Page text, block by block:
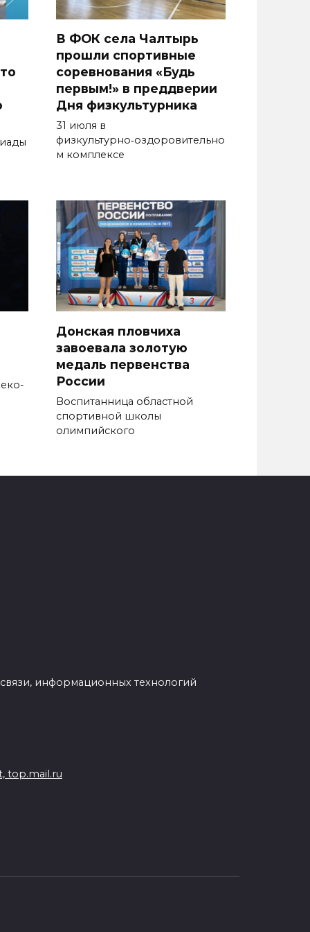
В ФОК села Чалтырь
прошли спортивные
соревнования «Будь
первым!» в преддверии
Дня физкультурника
31 июля в
физкультурно‑оздоровительно
м комплексе
Донская пловчиха
завоевала золотую
медаль первенства
России
Воспитанница областной
спортивной школы
олимпийского
информационных технологий
top.mail.ru